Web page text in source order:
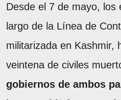
Desde el 7 de mayo, los
largo de la Línea de
militarizada en Kashmir,
veintena de civiles
gobiernos de ambos